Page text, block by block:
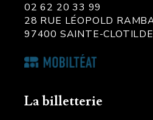
02 62 20 33 99
28 RUE LÉOPOLD
97400 SAINTE-CLOTILDE
La billetterie